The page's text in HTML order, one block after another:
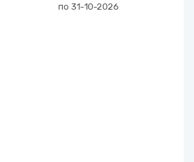
по 31-10-2026